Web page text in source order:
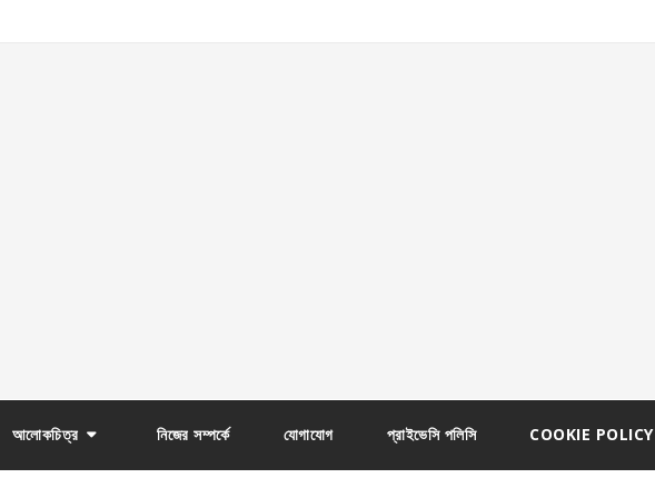
আলোকচিত্র নিজের সম্পর্কে যোগাযোগ প্রাইভেসি পলিসি COOKIE POLICY